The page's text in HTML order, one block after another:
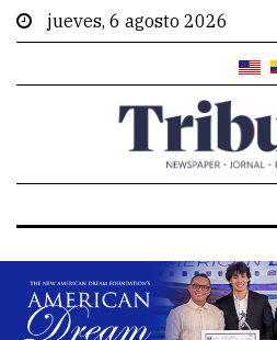
jueves, 6 agosto 2026